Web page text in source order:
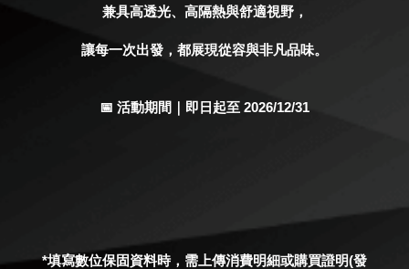
兼具高透光、高隔熱與舒適視野，
讓每一次出發，都展現從容與非凡品味。
📅 活動期間｜即日起至 2026/12/31
*填寫數位保固資料時，需上傳消費明細或購買證明(發